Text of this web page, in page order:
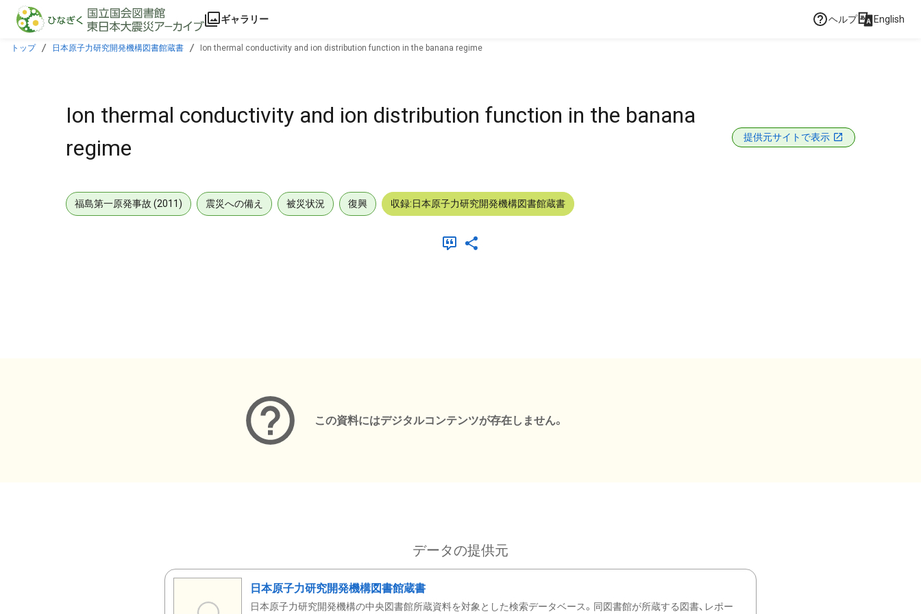
本文に飛ぶ
ギャラリー ヘルプ English
トップ 日本原子力研究開発機構図書館蔵書 Ion thermal conductivity and ion distribution function in the banana regime
Ion thermal conductivity and ion distribution function in the banana
regime
提供元サイトで表示
福島第一原発事故 (2011) 震災への備え 被災状況 復興 収録:日本原子力研究開発機構図書館蔵書
この資料にはデジタルコンテンツが存在しません。
データの提供元
日本原子力研究開発機構図書館蔵書
日本原子力研究開発機構の中央図書館所蔵資料を対象とした検索データベース。同図書館が所蔵する図書、レポー